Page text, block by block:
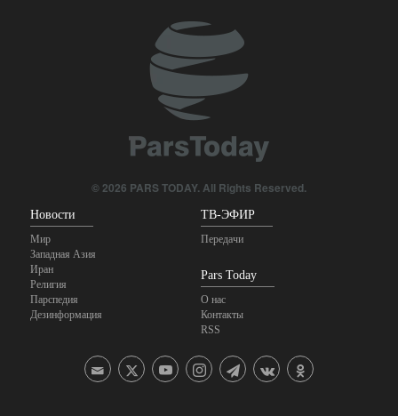
© 2026 PARS TODAY. All Rights Reserved.
Новости
Мир
Западная Азия
Иран
Религия
Парспедия
Дезинформация
ТВ-ЭФИР
Передачи
Pars Today
О нас
Контакты
RSS